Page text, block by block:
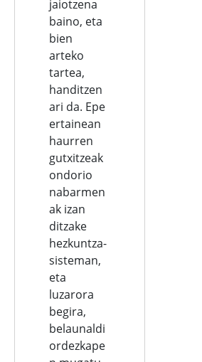
jaiotzena
baino, eta
bien
arteko
tartea,
handitzen
ari da. Epe
ertainean
haurren
gutxitzeak
ondorio
nabarmen
ak izan
ditzake
hezkuntza-
sisteman,
eta
luzarora
begira,
belaunaldi
ordezkape